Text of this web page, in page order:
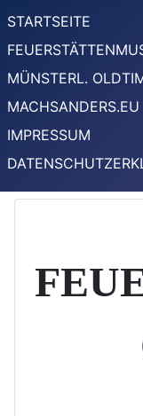
STARTSEITE
MÜNSTERL.
MACHSANDERS.EU
IMPRESSUM